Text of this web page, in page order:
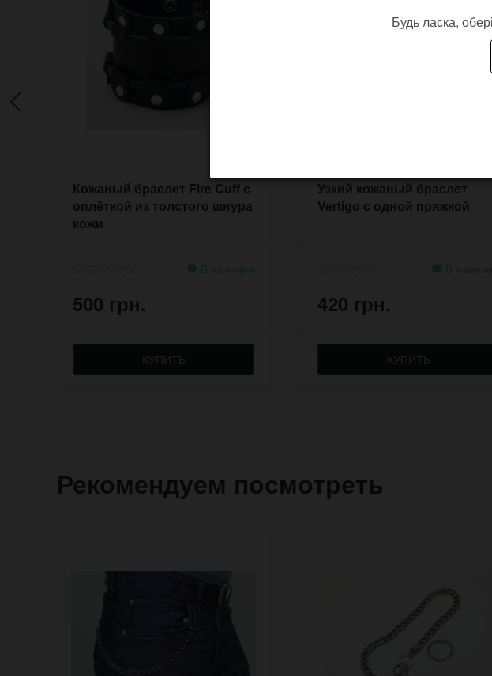
Кожаный браслет Fire Cuff с
оплёткой из толстого шнура
кожи
В наличии
500 грн.
КУПИТЬ
Узкий кожаный браслет
Vertigo с одной пряжкой
В
420 грн.
КУПИТЬ
Рекомендуем посмотреть
Будь ласка,